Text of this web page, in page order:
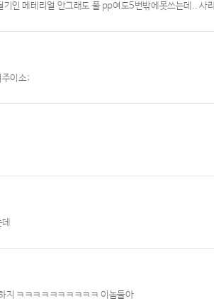
인 메테리얼 안그래도 풀 pp여도5번밖에못쓰는데.. 사
주이소;
지 ㅋㅋㅋㅋㅋㅋㅋㅋㅋㅋ 이놈들아